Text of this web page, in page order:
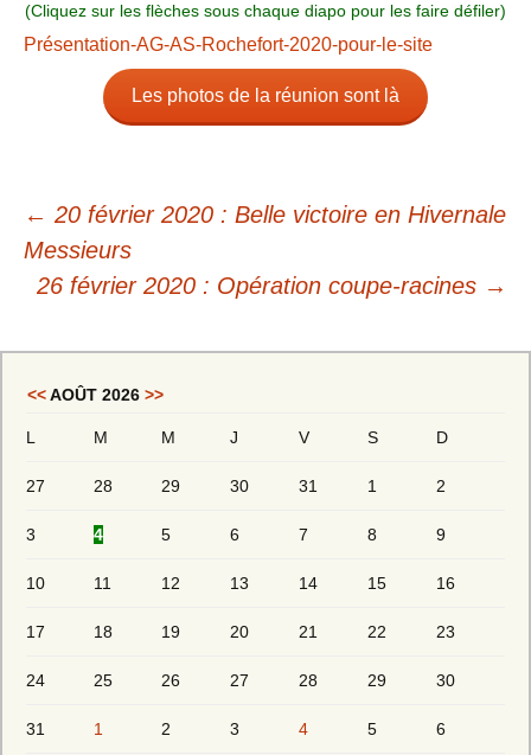
(Cliquez sur les flèches sous chaque diapo pour les faire défiler)
Présentation-AG-AS-Rochefort-2020-pour-le-site
Les photos de la réunion sont là
← 20 février 2020 : Belle victoire en Hivernale
Messieurs
26 février 2020 : Opération coupe-racines →
<<AOÛT 2026 >>
L M M J V S D
27 28 29 30 31 1 2
3 4 5 6 7 8 9
10 11 12 13 14 15 16
17 18 19 20 21 22 23
24 25 26 27 28 29 30
31 1 2 3 4 5 6